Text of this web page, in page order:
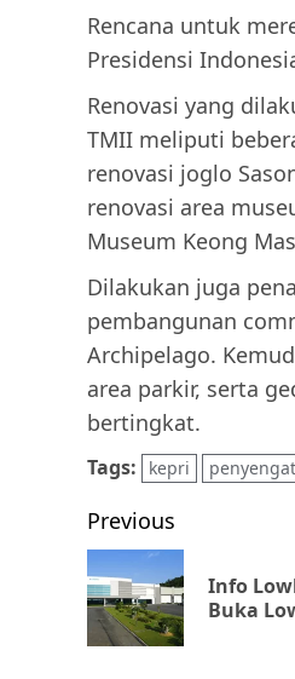
Rencana untuk
Presidensi
Renovasi yang
TMII meliputi
renovasi joglo
renovasi area
Museum Keong
Dilakukan juga
pembangunan
Archipelago.
area parkir, serta
bertingkat.
Tags: kepri penyengat
Post
navigation
Previous
Info
Buka